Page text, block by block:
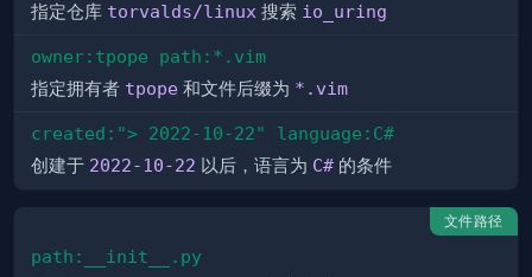
指定仓库 torvalds/linux 搜索 io_uring
owner:tpope path:*.vim
指定拥有者 tpope 和文件后缀为 *.vim
created:"> 2022-10-22" language:C#
创建于 2022-10-22 以后，语言为 C# 的条件
文件路径
path:__init__.py